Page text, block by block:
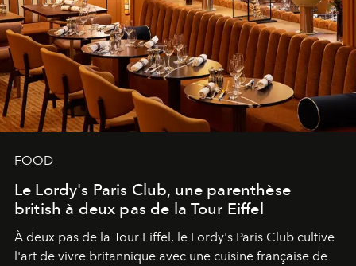
FOOD
Le Lordy's Paris Club, une parenthèse
british à deux pas de la Tour Eiffel
À deux pas de la Tour Eiffel, le Lordy's Paris Club cultive
l'art de vivre britannique avec une cuisine française de